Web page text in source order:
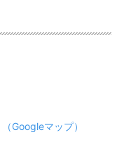
（Googleマップ）